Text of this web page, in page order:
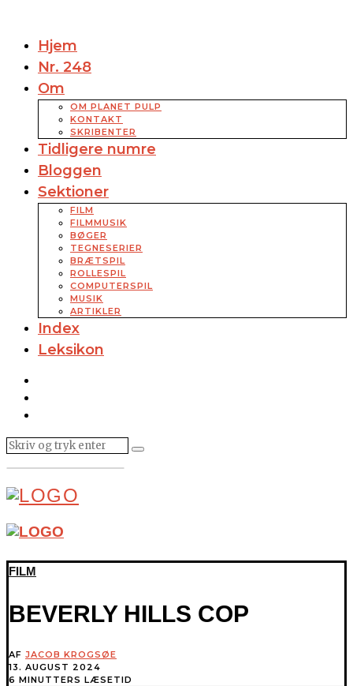
Hjem
Nr. 248
Om
OM PLANET PULP
KONTAKT
SKRIBENTER
Tidligere numre
Bloggen
Sektioner
FILM
FILMMUSIK
BØGER
TEGNESERIER
BRÆTSPIL
ROLLESPIL
COMPUTERSPIL
MUSIK
ARTIKLER
Index
Leksikon
FILM
BEVERLY HILLS COP
AF JACOB KROGSØE
13. AUGUST 2024
6 MINUTTERS LÆSETID